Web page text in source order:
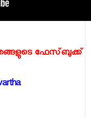
ഫേസ്‌ബുക്ക്‌